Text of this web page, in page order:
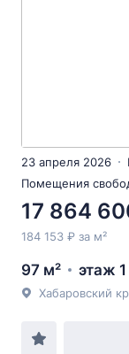
23 апреля 2026
Помещения
17 864
184 153 ₽ за м²
97 м² этаж 1
Хабаровский